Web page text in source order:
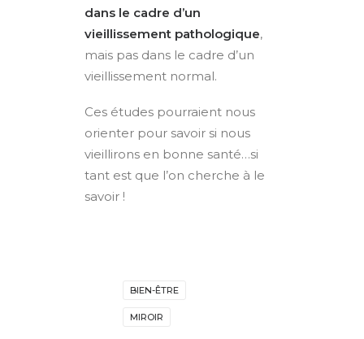
dans le cadre d’un
vieillissement pathologique,
mais pas dans le cadre d’un
vieillissement normal.
Ces études pourraient nous
orienter pour savoir si nous
vieillirons en bonne santé…si
tant est que l’on cherche à le
savoir !
BIEN-ÊTRE
MIROIR